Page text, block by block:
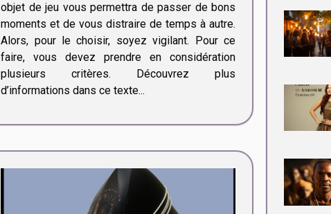
objet de jeu vous permettra de passer de bons
moments et de vous distraire de temps à autre.
Alors, pour le choisir, soyez vigilant. Pour ce
faire, vous devez prendre en considération
plusieurs critères. Découvrez plus
d’informations dans ce texte...